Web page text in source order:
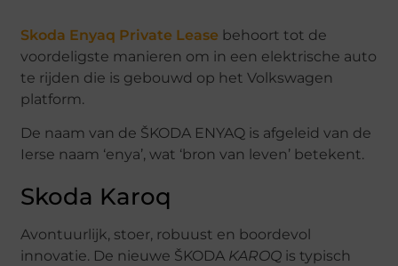
Skoda Enyaq Private Lease behoort tot de
voordeligste manieren om in een elektrische auto
te rijden die is gebouwd op het Volkswagen
platform.
De naam van de ŠKODA ENYAQ is afgeleid van de
Ierse naam ‘enya’, wat ‘bron van leven’ betekent.
Skoda Karoq
Avontuurlijk, stoer, robuust en boordevol
innovatie. De nieuwe ŠKODA KAROQ is typisch